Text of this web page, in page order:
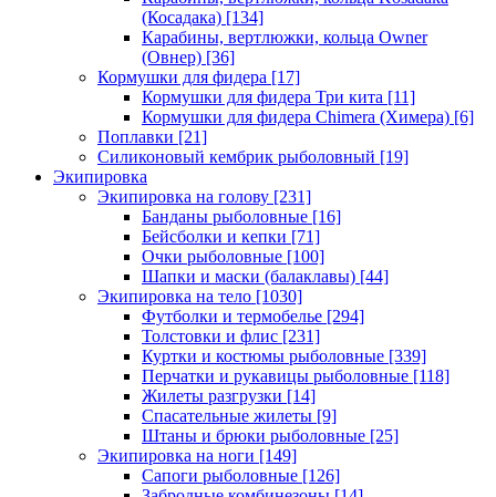
(Косадака) [134]
Карабины, вертлюжки, кольца Owner
(Овнер) [36]
Кормушки для фидера [17]
Кормушки для фидера Три кита [11]
Кормушки для фидера Chimera (Химера) [6]
Поплавки [21]
Силиконовый кембрик рыболовный [19]
Экипировка
Экипировка на голову [231]
Банданы рыболовные [16]
Бейсболки и кепки [71]
Очки рыболовные [100]
Шапки и маски (балаклавы) [44]
Экипировка на тело [1030]
Футболки и термобелье [294]
Толстовки и флис [231]
Куртки и костюмы рыболовные [339]
Перчатки и рукавицы рыболовные [118]
Жилеты разгрузки [14]
Спасательные жилеты [9]
Штаны и брюки рыболовные [25]
Экипировка на ноги [149]
Сапоги рыболовные [126]